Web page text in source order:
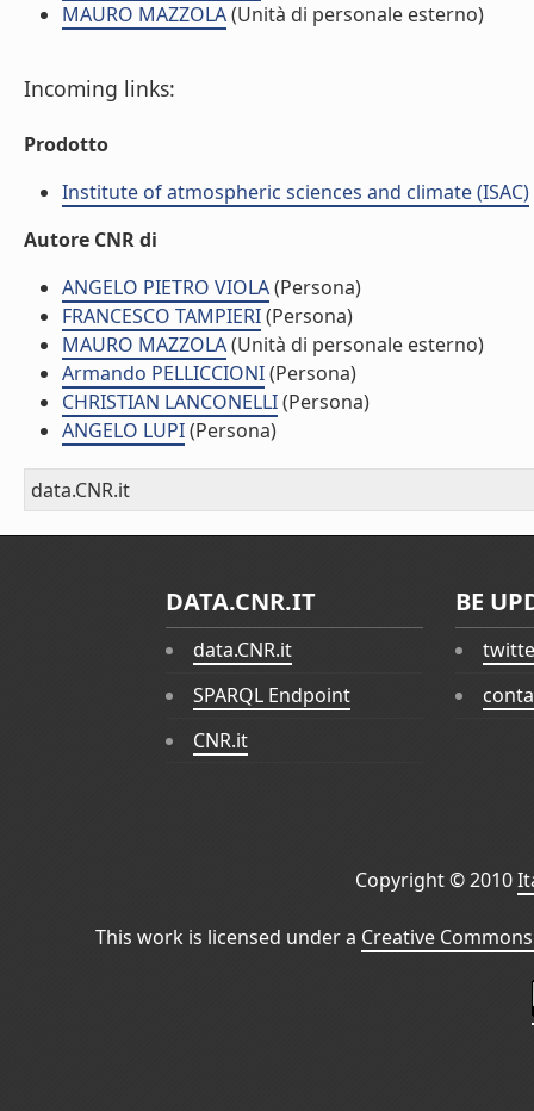
MAURO MAZZOLA(Unità di personale esterno)
Incoming links:
Prodotto
Institute of atmospheric sciences and climate (ISAC)
Autore CNR di
ANGELO PIETRO VIOLA(Persona)
FRANCESCO TAMPIERI(Persona)
MAURO MAZZOLA(Unità di personale esterno)
Armando PELLICCIONI(Persona)
CHRISTIAN LANCONELLI(Persona)
ANGELO LUPI(Persona)
data.CNR.it
DATA.CNR.IT
data.CNR.it
SPARQL Endpoint
CNR.it
BE
Copyright © 2010
This work is licensed under a Creative